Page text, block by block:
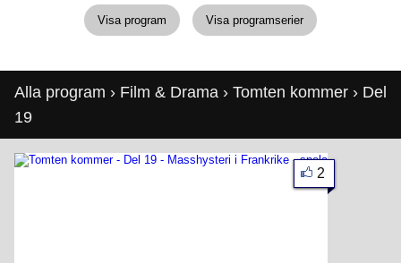
Visa program Visa programserier
Alla program › Film & Drama › Tomten kommer › Del
19
2